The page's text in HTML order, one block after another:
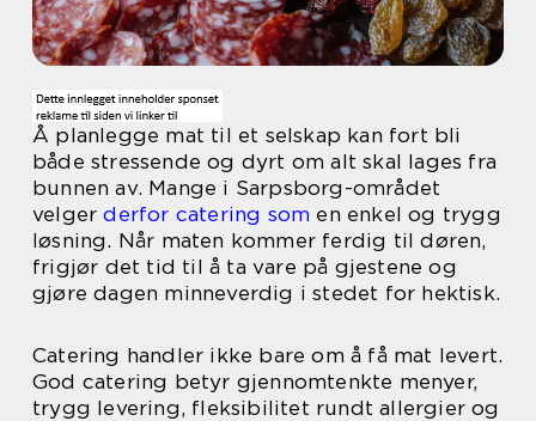
Å planlegge mat til et selskap kan fort bli
både stressende og dyrt om alt skal lages fra
bunnen av. Mange i Sarpsborg-området
velgerderfor catering som en enkel og trygg
løsning. Når maten kommer ferdig til døren,
frigjør det tid til å ta vare på gjestene og
gjøre dagen minneverdig i stedet for hektisk.
Catering handler ikke bare om å få mat levert.
God catering betyr gjennomtenkte menyer,
trygg levering, fleksibilitet rundt allergier og